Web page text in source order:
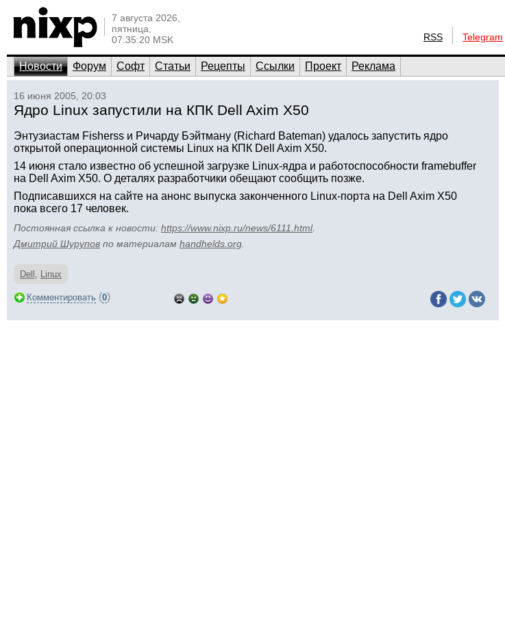
7 августа 2026,
пятница,
07:35:20 MSK
RSS Telegram
Новости Форум Софт Статьи Рецепты Ссылки Проект Реклама
16 июня 2005, 20:03
Ядро Linux запустили на КПК Dell Axim X50
Энтузиастам Fisherss и Ричарду Бэйтману (Richard Bateman) удалось запустить ядро
открытой операционной системы Linux на КПК Dell Axim X50.
14 июня стало известно об успешной загрузке Linux-ядра и работоспособности framebuffer
на Dell Axim X50. О деталях разработчики обещают сообщить позже.
Подписавшихся на сайте на анонс выпуска законченного Linux-порта на Dell Axim X50
пока всего 17 человек.
Постоянная ссылка к новости: https://www.nixp.ru/news/6111.html.
Дмитрий Шурупов по материалам handhelds.org
Dell , Linux
Комментировать (0)